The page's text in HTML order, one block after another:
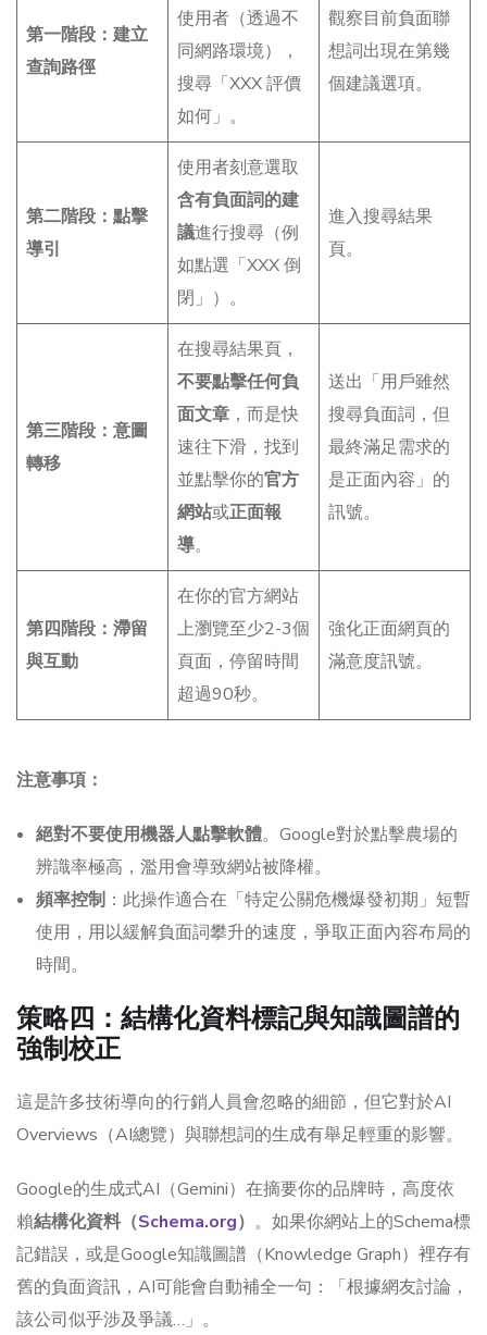
第一階段：建立
查詢路徑
使用者（透過不
同網路環境），
搜尋「XXX 評價
如何」。
觀察目前負面聯
想詞出現在第幾
個建議選項。
第二階段：點擊
導引
使用者刻意選取
含有負面詞的建
議進行搜尋（例
如點選「XXX 倒
閉」）。
進入搜尋結果
頁。
第三階段：意圖
轉移
在搜尋結果頁，
不要點擊任何負
面文章 ，而是快
速往下滑，找到
並點擊你的官方
網站或正面報
導。
送出「用戶雖然
搜尋負面詞，但
最終滿足需求的
是正面內容」的
訊號。
第四階段：滯留
與互動
在你的官方網站
上瀏覽至少2-3個
頁面，停留時間
超過90秒。
強化正面網頁的
滿意度訊號。
注意事項：
絕對不要使用機器人點擊軟體。Google對於點擊農場的
辨識率極高，濫用會導致網站被降權。
頻率控制 ：此操作適合在「特定公關危機爆發初期」短暫
使用，用以緩解負面詞攀升的速度，爭取正面內容布局的
時間。
策略四：結構化資料標記與知識圖譜的
強制校正
這是許多技術導向的行銷人員會忽略的細節，但它對於AI
Overviews（AI總覽）與聯想詞的生成有舉足輕重的影響。
Google的生成式AI（Gemini）在摘要你的品牌時，高度依
賴結構化資料（Schema.org） 。如果你網站上的Schema標
記錯誤，或是Google知識圖譜（Knowledge Graph）裡存有
舊的負面資訊，AI可能會自動補全一句：「根據網友討論，
該公司似乎涉及爭議…」。